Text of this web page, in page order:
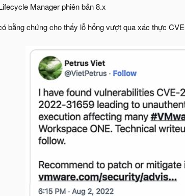
Manager phiên bản 8.x
bằng chứng cho thấy lỗ hổng vượt qua xác thực